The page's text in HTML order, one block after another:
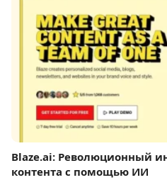
Blaze.ai: Революционный
контента с помощью ИИ